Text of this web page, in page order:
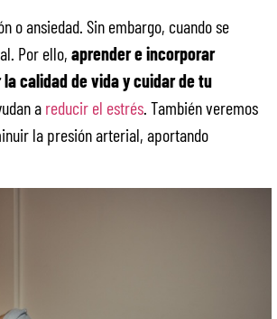
o ansiedad. Sin embargo, cuando se
Por ello, aprender e incorporar
calidad de vida y cuidar de tu
a reducir el estrés. También veremos
la presión arterial, aportando